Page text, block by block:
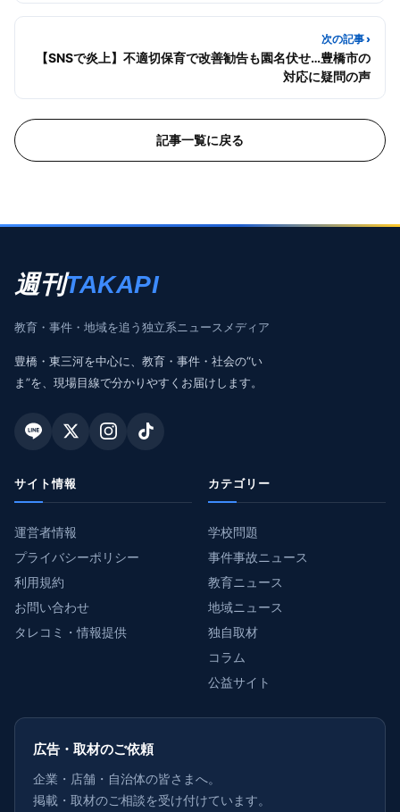
次の記事 ›
【SNSで炎上】不適切保育で改善勧告も園名伏せ…豊橋市の
対応に疑問の声
記事一覧に戻る
週刊TAKAPI
教育・事件・地域を追う独立系ニュースメディア
豊橋・東三河を中心に、教育・事件・社会の“い
ま”を、現場目線で分かりやすくお届けします。
サイト情報
運営者情報
プライバシーポリシー
利用規約
お問い合わせ
タレコミ・情報提供
カテゴリー
学校問題
事件事故ニュース
教育ニュース
地域ニュース
独自取材
コラム
公益サイト
広告・取材のご依頼
企業・店舗・自治体の皆さまへ。
掲載・取材のご相談を受け付けています。